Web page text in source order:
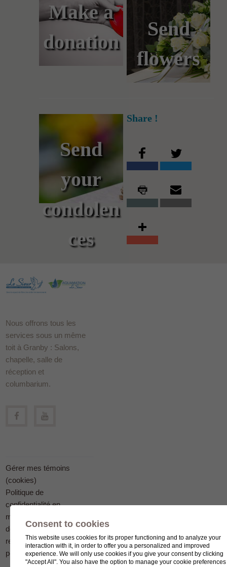
Make a
donation
Send
flowers
Send
your
condolen
ces
Share !
Nous offrons tous les
services sous un même
toit à Granby : Salons,
chapelle, salle de
réception et
columbarium.
Gérer mes témoins
(cookies)
Politique de
confidentialité en
matière
de protection des
renseignements
personnels
Consent to cookies
This website uses cookies for its proper functioning and to analyze your
interaction with it, in order to offer you a personalized and improved
experience. We will only use cookies if you give your consent by clicking
"Accept All". You also have the option to manage your cookie preferences